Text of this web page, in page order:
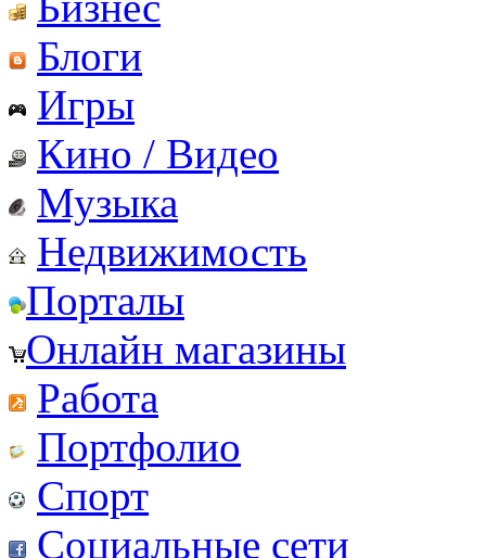
Блоги
Игры
Кино / Видео
Музыка
Недвижимость
Порталы
Онлайн магазины
Работа
Портфолио
Спорт
Социальные сети